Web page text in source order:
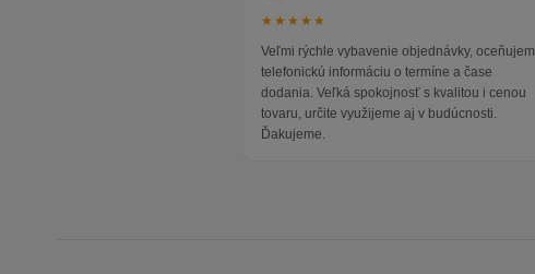
★★★★★
Veľmi rýchle vybavenie objednávky, oceňujem
telefonickú informáciu o termíne a čase
dodania. Veľká spokojnosť s kvalitou i cenou
tovaru, určite využijeme aj v budúcnosti.
Ďakujeme.